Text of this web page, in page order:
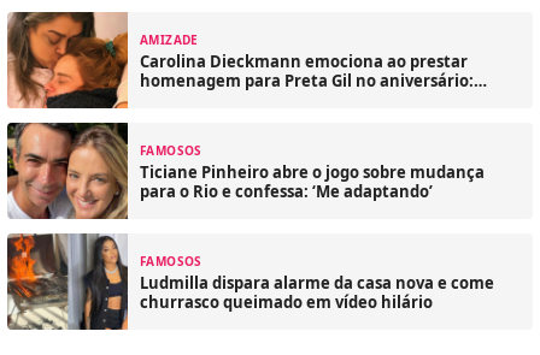
AMIZADE
Carolina Dieckmann emociona ao prestar
homenagem para Preta Gil no aniversário:
FAMOSOS
Ticiane Pinheiro abre o jogo sobre mudança
para o Rio e confessa: ‘Me adaptando’
FAMOSOS
Ludmilla dispara alarme da casa nova e come
churrasco queimado em vídeo hilário